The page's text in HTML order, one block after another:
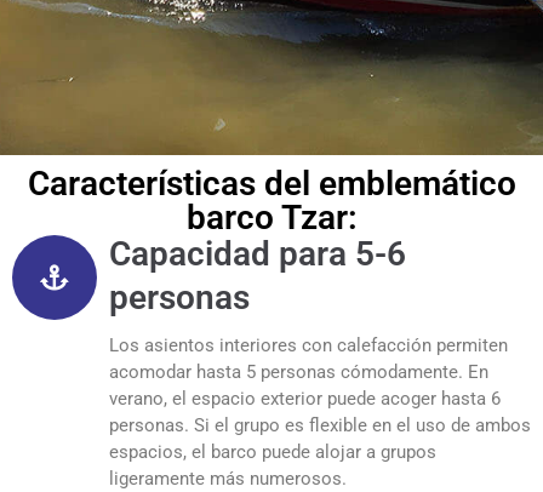
Características del emblemático
barco Tzar:
Capacidad para 5-6
personas
Los asientos interiores con calefacción permiten
acomodar hasta 5 personas cómodamente. En
verano, el espacio exterior puede acoger hasta 6
personas. Si el grupo es flexible en el uso de ambos
espacios, el barco puede alojar a grupos
ligeramente más numerosos.